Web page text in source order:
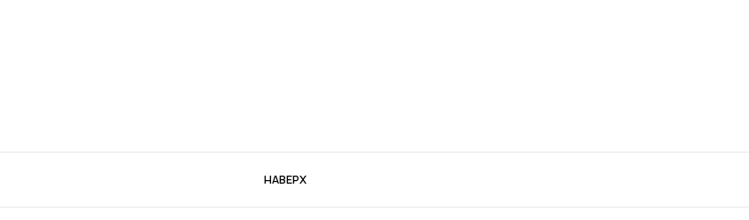
НАВЕРХ